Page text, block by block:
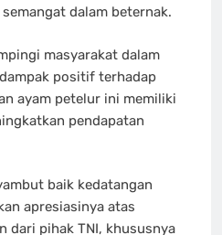
dalam beternak.
masyarakat dalam
positif terhadap
ayam petelur ini memiliki
pendapatan
baik kedatangan
apresiasinya atas
dari pihak TNI, khususnya